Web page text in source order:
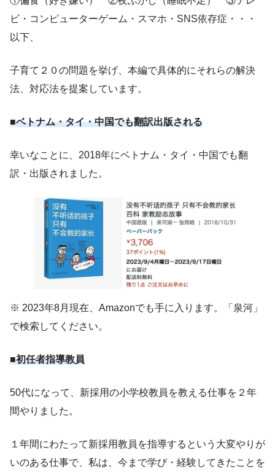
ビ・コンピューターゲーム・スマホ・SNS依存症・・・
以下、
子育て２０の問題を挙げ、本編で具体的にそれらの解決
法、対応法を提案しています。
■ベトナム・タイ・中国でも翻訳出版される
幸いなことに、2018年にベトナム・タイ・中国でも翻
訳・出版されました。
※ 2023年8月現在、Amazonでも手に入ります。「泉河」
で検索してください。
■初任者指導教員
50代になって、新採用の小学校教員を教える仕事を２年
間やりました。
１年間にわたって新採用教員を指導するという大変やりが
いのある仕事で、私は、今まで学び・経験してきたことを